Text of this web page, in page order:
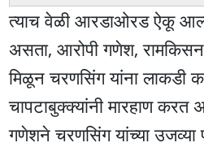
त्याच वेळी आरडाओरड ऐकू
असता, आरोपी गणेश,
मिळून चरणसिंग यांना लाकडी
चापटाबुक्क्यांनी मारहाण
गणेशने चरणसिंग यांच्या उजव्या